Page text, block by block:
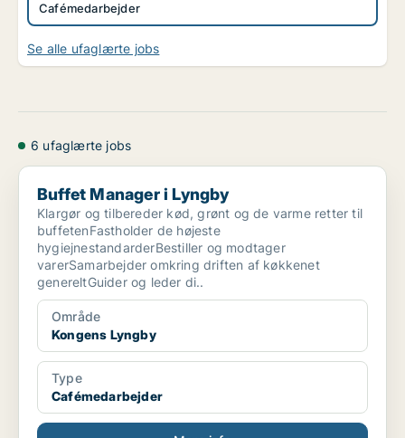
Cafémedarbejder
Se alle ufaglærte jobs
6 ufaglærte jobs
Buffet Manager i Lyngby
Buffet Manager i Lyngby
Klargør og tilbereder kød, grønt og de varme retter til
buffetenFastholder de højeste
hygiejnestandarderBestiller og modtager
varerSamarbejder omkring driften af køkkenet
genereltGuider og leder di..
Område
Kongens Lyngby
Type
Cafémedarbejder